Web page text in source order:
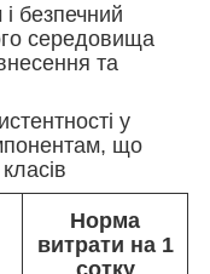
безпечний
середовища
та
у
що
Норма
витрати на 1
сотку